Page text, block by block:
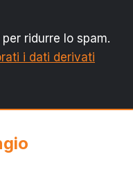
ridurre lo spam.
i dati derivati